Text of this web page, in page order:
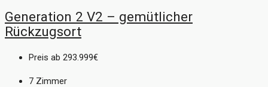
Generation 2 V2 – gemütlicher
Rückzugsort
Preis ab 293.999€
7 Zimmer